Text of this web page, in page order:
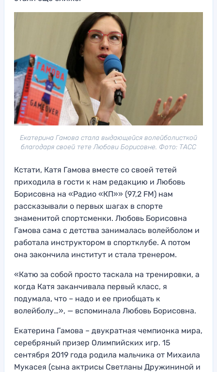
Екатерина Гамова стала выдающейся волейболисткой
благодаря своей тете Любови Борисовне. Фото: ТАСС
Кстати, Катя Гамова вместе со своей тетей
приходила в гости к нам редакцию и Любовь
Борисовна на «Радио «КП»» (97,2 FM) нам
рассказывали о первых шагах в спорте
знаменитой спортсменки. Любовь Борисовна
Гамова сама с детства занималась волейболом и
работала инструктором в спортклубе. А потом
она закончила институт и стала тренером.
«Катю за собой просто таскала на тренировки, а
когда Катя заканчивала первый класс, я
подумала, что – надо и ее приобщать к
волейболу…», — вспоминала Любовь Борисовна.
Екатерина Гамова – двукратная чемпионка мира,
серебряный призер Олимпийских игр. 15
сентября 2019 года родила мальчика от Михаила
Мукасея (сына актрисы Светланы Дружининой и